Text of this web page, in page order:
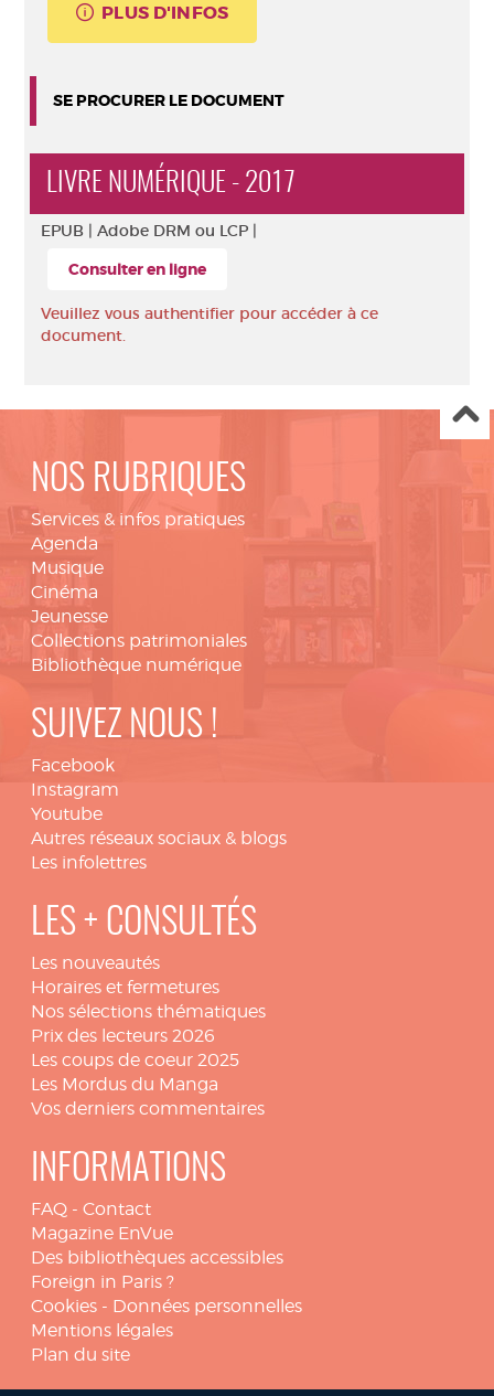
PLUS D'INFOS
SE PROCURER LE DOCUMENT
LIVRE NUMÉRIQUE - 2017
EPUB | Adobe DRM ou LCP |
Consulter en ligne
Veuillez vous authentifier pour accéder à ce
document.
NOS RUBRIQUES
Services & infos pratiques
Agenda
Musique
Cinéma
Jeunesse
Collections patrimoniales
Bibliothèque numérique
SUIVEZ NOUS !
Facebook
Instagram
Youtube
Autres réseaux sociaux & blogs
Les infolettres
LES + CONSULTÉS
Les nouveautés
Horaires et fermetures
Nos sélections thématiques
Prix des lecteurs 2026
Les coups de coeur 2025
Les Mordus du Manga
Vos derniers commentaires
INFORMATIONS
FAQ - Contact
Magazine EnVue
Des bibliothèques accessibles
Foreign in Paris ?
Cookies - Données personnelles
Mentions légales
Plan du site